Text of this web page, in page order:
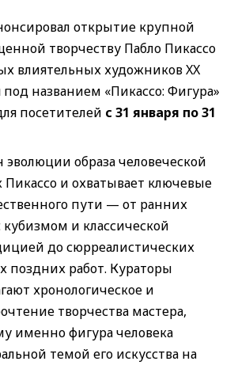
открытие крупной
творчеству Пабло Пикассо
влиятельных художников XX
под названием «Пикассо: Фигура»
посетителей с 31 января по 31
образа человеческой
Пикассо и охватывает ключевые
пути — от ранних
и классической
до сюрреалистических
поздних работ. Кураторы
хронологическое и
творчества мастера,
именно фигура человека
темой его искусства на